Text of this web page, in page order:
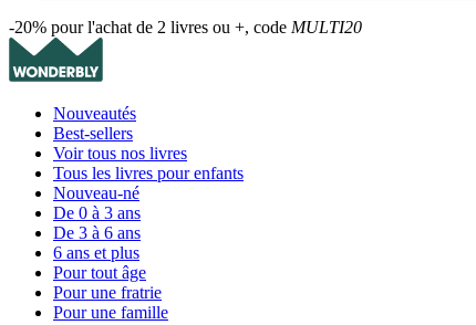
-20% pour l'achat de 2 livres ou +, code MULTI20
Nouveautés
Best-sellers
Voir tous nos livres
Tous les livres pour enfants
Nouveau-né
De 0 à 3 ans
De 3 à 6 ans
6 ans et plus
Pour tout âge
Pour une fratrie
Pour une famille